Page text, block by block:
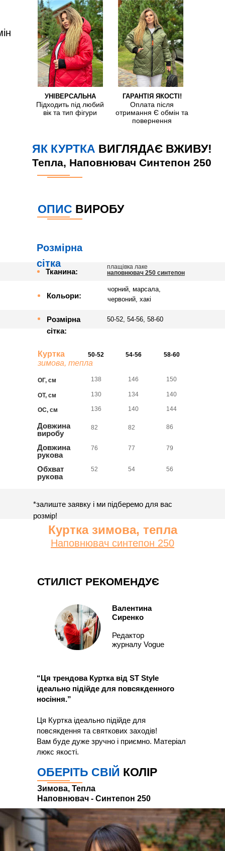
УНІВЕРСАЛЬНА
Підходить під любий
вік та тип фігури
ГАРАНТІЯ ЯКОСТІ!
Оплата після
отримання Є обмін та
повернення
ЯК КУРТКА ВИГЛЯДАЄ ВЖИВУ!
Тепла, Наповнювач Синтепон 250
ОПИС ВИРОБУ
Розмірна
сітка
ОГ, см 138 146 150
130
136
134
140
140
144
Кольори:
Тканина:
*залиште заявку і ми підберемо для вас
розмір!
82 82
Довжина
рукова
76
52
77
54
86
79
56
Довжина
виробу
плащівка лаке
наповнювач 250 синтепон
чорний, марсала,
червоний, хакі
Розмірна
сітка:
50-52, 54-56, 58-60
50-52
Куртка
зимова, тепла
ОТ, см
ОС, см
54-56 58-60
Обхват
рукова
Куртка зимова, тепла
Наповнювач синтепон 250
Валентина
Сиренко
Редактор
журналу Vogue
“Ця трендова Куртка від ST Style
ідеально підійде для повсякденного
носіння.”
Ця Куртка ідеально підійде для
повсякдення та святкових заходів!
Вам буде дуже зручно і приємно. Матеріал
люкс якості.
СТИЛІСТ РЕКОМЕНДУЄ
ОБЕРІТЬ СВІЙ КОЛІР
Зимова, Тепла
Наповнювач - Синтепон 250